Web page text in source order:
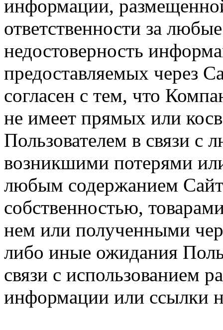
информации,
ответственности за
недостоверность
предоставляемых через
согласен с тем, что
не имеет прямых или
Пользователем в связи
возникшими потерями
любым содержанием
собственностью,
нем или полученными
либо иные ожидания
связи с использованием
информации или ссылки